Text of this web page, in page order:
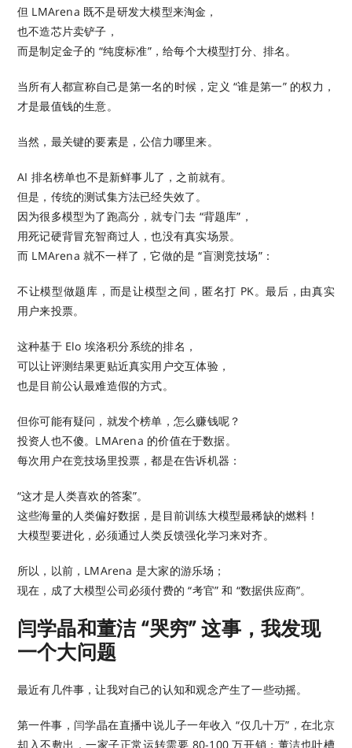
但 LMArena 既不是研发大模型来淘金，
也不造芯片卖铲子，
而是制定金子的 “纯度标准”，给每个大模型打分、排名。
当所有人都宣称自己是第一名的时候，定义 “谁是第一” 的权力，
才是最值钱的生意。
当然，最关键的要素是，公信力哪里来。
AI 排名榜单也不是新鲜事儿了，之前就有。
但是，传统的测试集方法已经失效了。
因为很多模型为了跑高分，就专门去 “背题库”，
用死记硬背冒充智商过人，也没有真实场景。
而 LMArena 就不一样了，它做的是 “盲测竞技场”：
不让模型做题库，而是让模型之间，匿名打 PK。最后，由真实
用户来投票。
这种基于 Elo 埃洛积分系统的排名，
可以让评测结果更贴近真实用户交互体验，
也是目前公认最难造假的方式。
但你可能有疑问，就发个榜单，怎么赚钱呢？
投资人也不傻。LMArena 的价值在于数据。
每次用户在竞技场里投票，都是在告诉机器：
“这才是人类喜欢的答案”。
这些海量的人类偏好数据，是目前训练大模型最稀缺的燃料！
大模型要进化，必须通过人类反馈强化学习来对齐。
所以，以前，LMArena 是大家的游乐场；
现在，成了大模型公司必须付费的 “考官” 和 “数据供应商”。
闫学晶和董洁 “哭穷” 这事，我发现
一个大问题
最近有几件事，让我对自己的认知和观念产生了一些动摇。
第一件事，闫学晶在直播中说儿子一年收入 “仅几十万”，在北京
却入不敷出，一家子正常运转需要 80-100 万开销；董洁也吐槽